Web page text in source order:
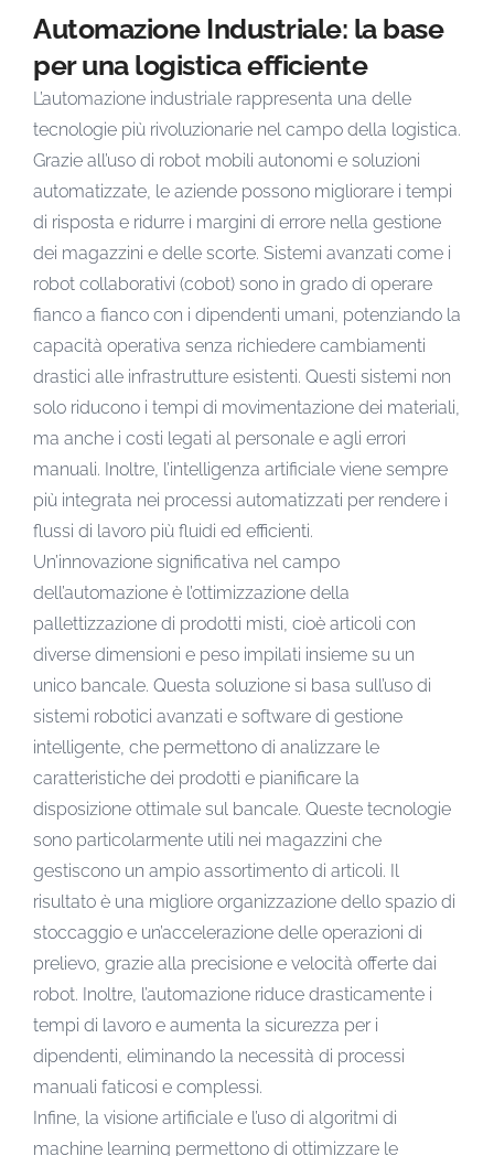
Automazione Industriale: la base
per una logistica efficiente
L’automazione industriale rappresenta una delle
tecnologie più rivoluzionarie nel campo della logistica.
Grazie all’uso di robot mobili autonomi e soluzioni
automatizzate, le aziende possono migliorare i tempi
di risposta e ridurre i margini di errore nella gestione
dei magazzini e delle scorte. Sistemi avanzati come i
robot collaborativi (cobot) sono in grado di operare
fianco a fianco con i dipendenti umani, potenziando la
capacità operativa senza richiedere cambiamenti
drastici alle infrastrutture esistenti. Questi sistemi non
solo riducono i tempi di movimentazione dei materiali,
ma anche i costi legati al personale e agli errori
manuali. Inoltre, l’intelligenza artificiale viene sempre
più integrata nei processi automatizzati per rendere i
flussi di lavoro più fluidi ed efficienti.
Un’innovazione significativa nel campo
dell’automazione è l’ottimizzazione della
pallettizzazione di prodotti misti, cioè articoli con
diverse dimensioni e peso impilati insieme su un
unico bancale. Questa soluzione si basa sull’uso di
sistemi robotici avanzati e software di gestione
intelligente, che permettono di analizzare le
caratteristiche dei prodotti e pianificare la
disposizione ottimale sul bancale. Queste tecnologie
sono particolarmente utili nei magazzini che
gestiscono un ampio assortimento di articoli. Il
risultato è una migliore organizzazione dello spazio di
stoccaggio e un’accelerazione delle operazioni di
prelievo, grazie alla precisione e velocità offerte dai
robot. Inoltre, l’automazione riduce drasticamente i
tempi di lavoro e aumenta la sicurezza per i
dipendenti, eliminando la necessità di processi
manuali faticosi e complessi.
Infine, la visione artificiale e l’uso di algoritmi di
machine learning permettono di ottimizzare le